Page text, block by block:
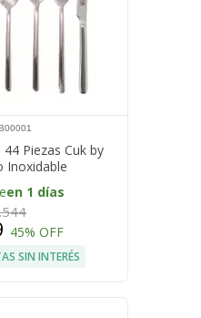
Piezas Cuk by
Inoxidable
en 1 días
45% OFF
SIN INTERÉS